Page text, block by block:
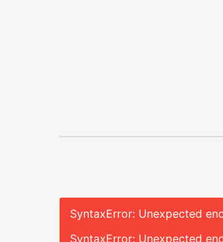
SyntaxError: Unexpected
SyntaxError: Unexpected